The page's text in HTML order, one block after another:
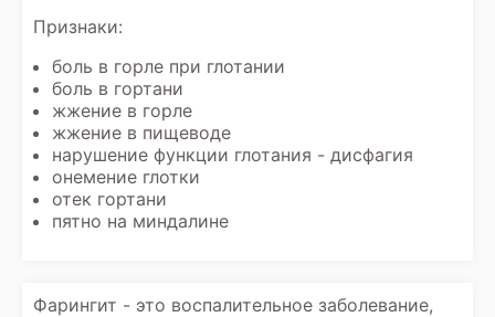
Признаки:
боль в горле при глотании
боль в гортани
жжение в горле
жжение в пищеводе
нарушение функции глотания - дисфагия
онемение глотки
отек гортани
пятно на миндалине
Фарингит - это воспалительное заболевание,